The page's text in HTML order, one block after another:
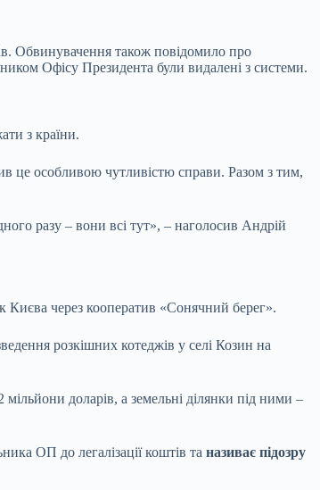
Обвинувачення також повідомило про
Офісу Президента були видалені з системи.
з країни.
це особливою чутливістю справи. Разом з тим,
разу – вони всі тут», – наголосив Андрій
Києва через кооператив «Сонячний берег».
розкішних котеджів у селі Козин на
доларів, а земельні ділянки під ними –
ОП до легалізації коштів та називає підозру